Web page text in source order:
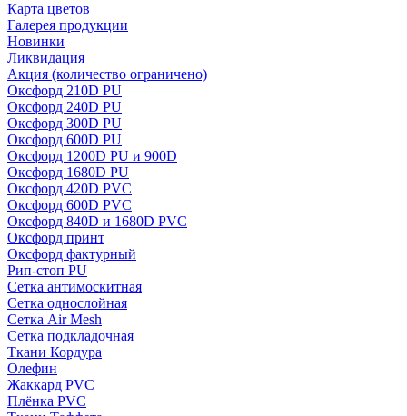
Карта цветов
Галерея продукции
Новинки
Ликвидация
Акция (количество ограничено)
Оксфорд 210D PU
Оксфорд 240D PU
Оксфорд 300D PU
Оксфорд 600D PU
Оксфорд 1200D PU и 900D
Оксфорд 1680D PU
Оксфорд 420D PVC
Оксфорд 600D PVC
Оксфорд 840D и 1680D PVC
Оксфорд принт
Оксфорд фактурный
Рип-стоп PU
Сетка антимоскитная
Сетка однослойная
Сетка Air Mesh
Сетка подкладочная
Ткани Кордура
Олефин
Жаккард PVC
Плёнка PVC